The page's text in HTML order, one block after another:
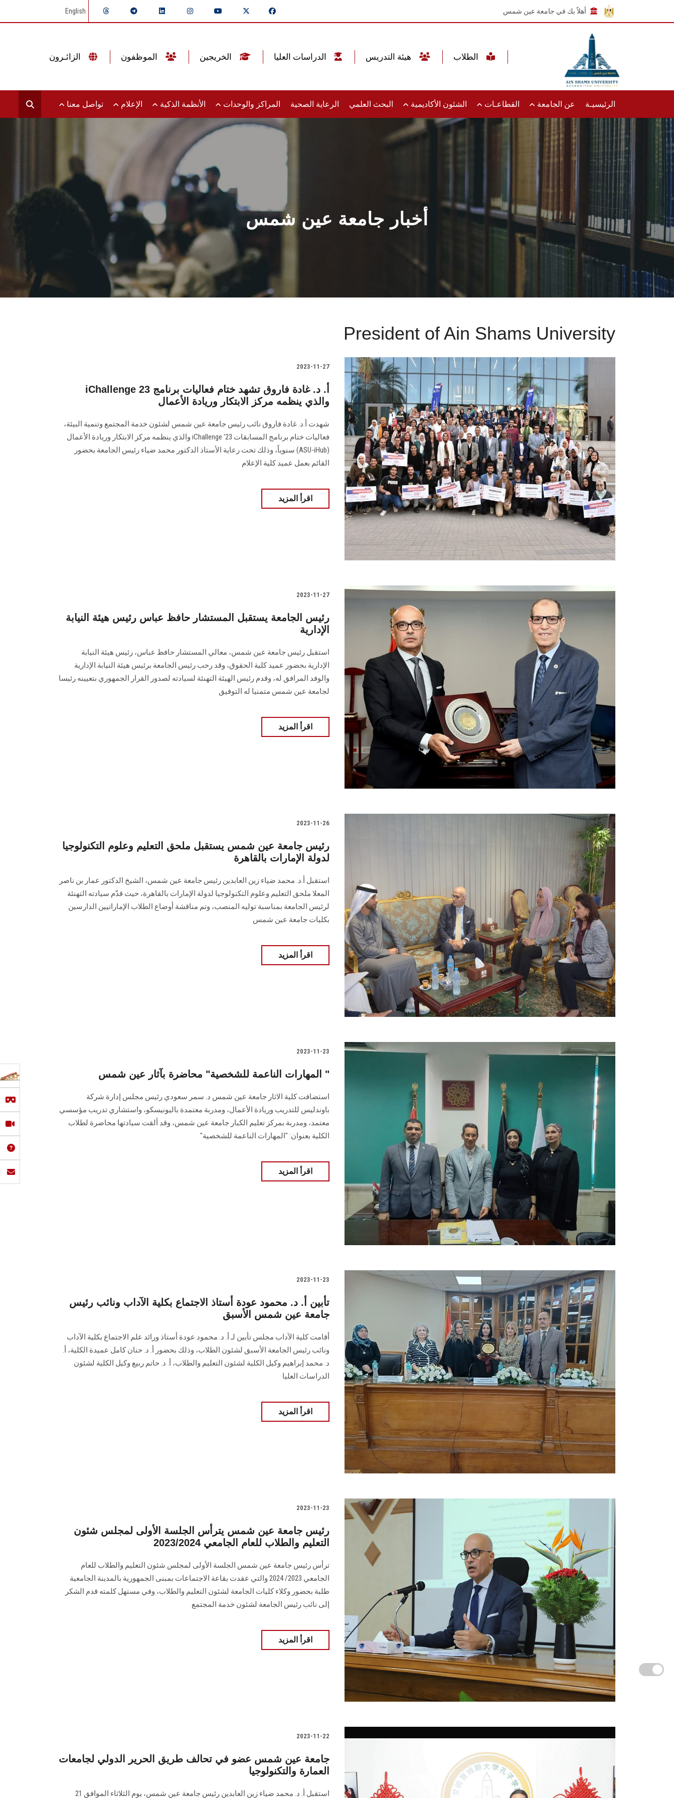
أهلاً بك في جامعة عين شمس English
الرئيسيـة عن الجامعة القطاعـات الشئون الأكاديمية البحث العلمي الرعاية الصحية المراكز والوحدات الأنظمة الذكية الإعلام تواصل معنا
أخبار جامعة عين شمس
President of Ain Shams University
2023-11-27
iChallenge 23 أ. د. غادة فاروق تشهد ختام فعاليات برنامج
والذي ينظمه مركز الابتكار وريادة الأعمال
شهدت أ.د. غادة فاروق نائب رئيس جامعة عين شمس لشئون خدمة المجتمع وتنمية البيئة،
فعاليات ختام برنامج المسابقات iChallenge '23 والذي ينظمه مركز الابتكار وريادة الأعمال
(ASU-iHub) سنوياً، وذلك تحت رعاية الأستاذ الدكتور محمد ضياء رئيس الجامعة بحضور
القائم بعمل عميد كلية الإعلام
اقرأ المزيد
2023-11-27
رئيس الجامعة يستقبل المستشار حافظ عباس رئيس هيئة النيابة
الإدارية
استقبل رئيس جامعة عين شمس، معالي المستشار حافظ عباس، رئيس هيئة النيابة
الإدارية بحضور عميد كلية الحقوق، وقد رحب رئيس الجامعة برئيس هيئة النيابة الإدارية
والوفد المرافق له، وقدم رئيس الهيئة التهنئة لسيادته لصدور القرار الجمهوري بتعيينه رئيسا
لجامعة عين شمس متمنيا له التوفيق
اقرأ المزيد
2023-11-26
رئيس جامعة عين شمس يستقبل ملحق التعليم وعلوم التكنولوجيا
لدولة الإمارات بالقاهرة
استقبل أ.د. محمد ضياء زين العابدين رئيس جامعة عين شمس، الشيخ الدكتور عمار بن ناصر
المعلا ملحق التعليم وعلوم التكنولوجيا لدولة الإمارات بالقاهرة، حيث قدّم سيادته التهنئة
لرئيس الجامعة بمناسبة توليه المنصب، وتم مناقشة أوضاع الطلاب الإماراتيين الدارسين
بكليات جامعة عين شمس
اقرأ المزيد
2023-11-23
المهارات الناعمة للشخصية" محاضرة بآثار عين شمس "
استضافت كلية الاثار جامعة عين شمس د. سمر سعودي رئيس مجلس إدارة شركة
باوندليس للتدريب وريادة الأعمال، ومدربة معتمدة باليونيسكو، واستشاري تدريب مؤسسي
معتمد، ومدربة بمركز تعليم الكبار جامعة عين شمس، وقد ألقت سيادتها محاضرة لطلاب
الكلية بعنوان: "المهارات الناعمة للشخصية"
اقرأ المزيد
2023-11-23
تأبين أ. د. محمود عودة أستاذ الاجتماع بكلية الآداب ونائب رئيس
جامعة عين شمس الأسبق
أقامت كلية الآداب مجلس تأبين لـ أ. د. محمود عودة أستاذ ورائد علم الاجتماع بكلية الآداب
ونائب رئيس الجامعة الأسبق لشئون الطلاب، وذلك بحضور أ. د. حنان كامل عميدة الكلية، أ.
د. محمد إبراهيم وكيل الكلية لشئون التعليم والطلاب، أ. د. حاتم ربيع وكيل الكلية لشئون
الدراسات العليا
اقرأ المزيد
2023-11-23
رئيس جامعة عين شمس يترأس الجلسة الأولى لمجلس شئون
التعليم والطلاب للعام الجامعي 2023/2024
ترأس رئيس جامعة عين شمس الجلسة الأولى لمجلس شئون التعليم والطلاب للعام
الجامعي 2023/ 2024 والتي عقدت بقاعة الاجتماعات بمبنى الجمهورية بالمدينة الجامعية
طلبة بحضور وكلاء كليات الجامعة لشئون التعليم والطلاب، وفي مستهل كلمته قدم الشكر
إلى نائب رئيس الجامعة لشئون خدمة المجتمع
اقرأ المزيد
2023-11-22
جامعة عين شمس عضو في تحالف طريق الحرير الدولي لجامعات
العمارة والتكنولوجيا
استقبل أ. د. محمد ضياء زين العابدين رئيس جامعة عين شمس، يوم الثلاثاء الموافق 21